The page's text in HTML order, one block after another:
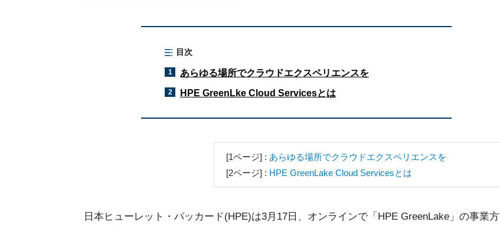
目次
1 あらゆる場所でクラウドエクスペリエンスを
2 HPE GreenLke Cloud Servicesとは
[1ページ] : あらゆる場所でクラウドエクスペリエンスを
[2ページ] : HPE GreenLake Cloud Servicesとは
日本ヒューレット・パッカード(HPE)は3月17日、オンラインで「HPE GreenLake」の事業方